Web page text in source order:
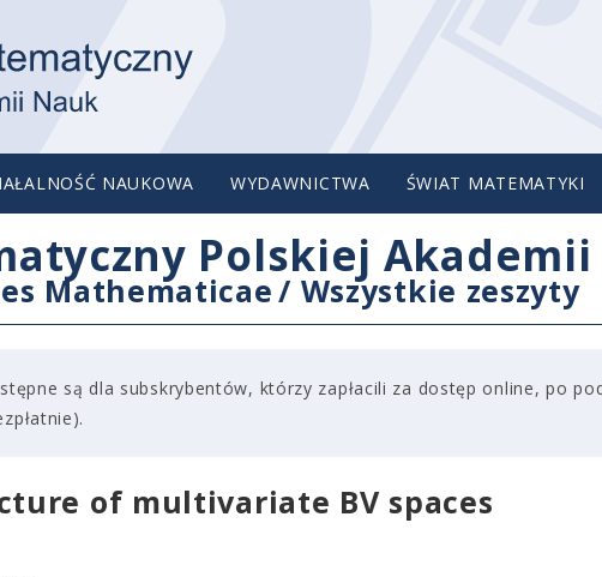
NAUKOWA WYDAWNICTWA ŚWIAT MATEMATYKI
Polskiej Akademii
Mathematicae/ Wszystkie zeszyty
są dla subskrybentów, którzy zapłacili za dostęp online, po
of multivariate BV spaces